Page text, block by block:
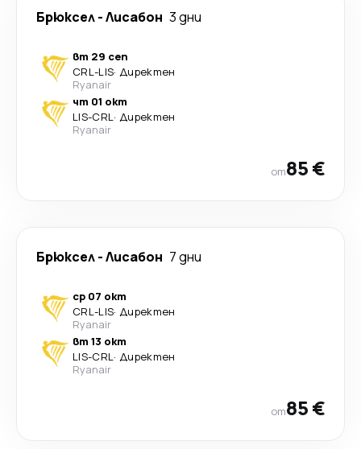
Брюксел-Лисабон 3 дни
вт 29 сеп
CRL-LIS· Директен
Ryanair
чт 01 окт
LIS-CRL· Директен
Ryanair
от85 €
Брюксел-Лисабон 7 дни
ср 07 окт
CRL-LIS· Директен
Ryanair
вт 13 окт
LIS-CRL· Директен
Ryanair
от85 €